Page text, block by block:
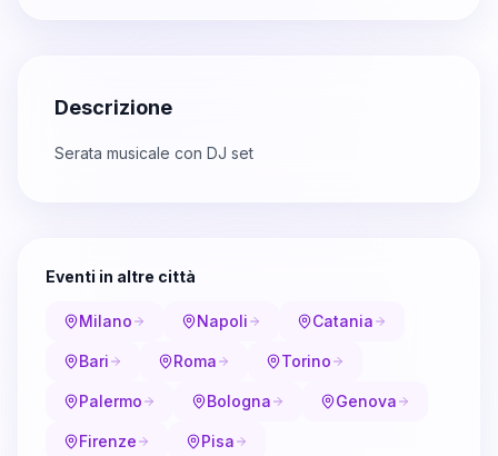
Descrizione
Serata musicale con DJ set
Eventi in altre città
Milano Napoli Catania
Bari Roma Torino
Palermo Bologna Genova
Firenze Pisa